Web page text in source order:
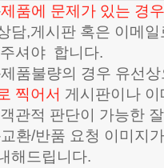
제품에 문제가 있는 경
담,게시판 혹은 이메
주셔야 합니다.
품불량의 경우 유선
찍어서 게시판이나
객관적 판단이 가능한
환/반품 요청 이미지
해드립니다.